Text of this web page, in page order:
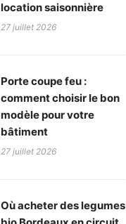
location saisonnière
27 juillet 2026
Porte coupe feu :
comment choisir le bon
modèle pour votre
bâtiment
27 juillet 2026
Où acheter des legumes